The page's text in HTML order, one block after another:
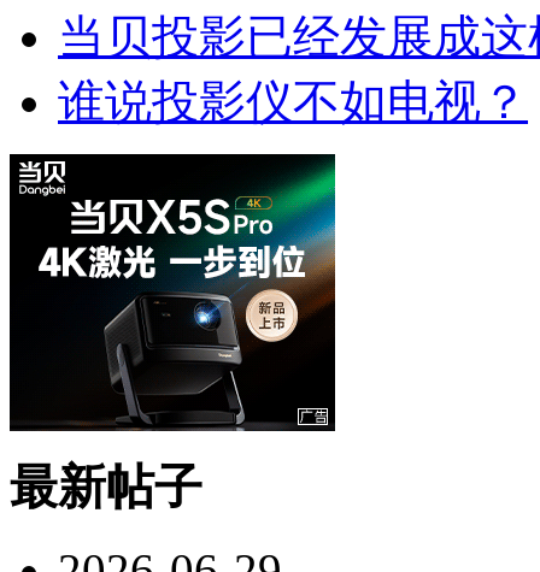
当贝投影已经发展成
谁说投影仪不如电视？
最新帖子